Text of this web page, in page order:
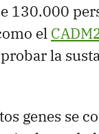
130.000
el
la
genes se